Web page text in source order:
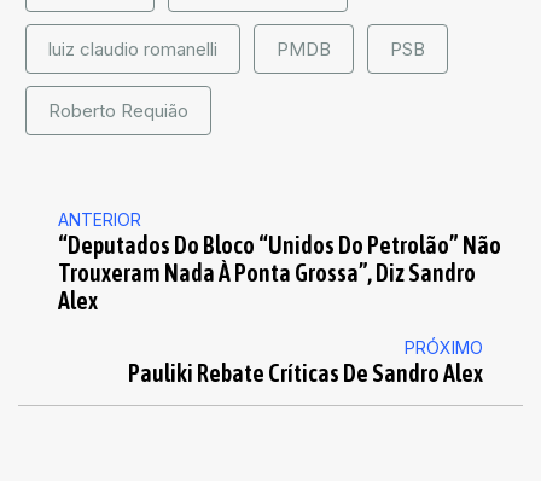
luiz claudio romanelli PMDB PSB
Roberto Requião
ANTERIOR
“Deputados Do Bloco “unidos Do Petrolão” Não
Trouxeram Nada À Ponta Grossa”, Diz Sandro
Alex
PRÓXIMO
Pauliki Rebate Críticas De Sandro Alex